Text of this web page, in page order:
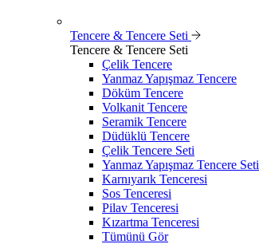
Tencere & Tencere Seti
Tencere & Tencere Seti
Çelik Tencere
Yanmaz Yapışmaz Tencere
Döküm Tencere
Volkanit Tencere
Seramik Tencere
Düdüklü Tencere
Çelik Tencere Seti
Yanmaz Yapışmaz Tencere Seti
Karnıyarık Tenceresi
Sos Tenceresi
Pilav Tenceresi
Kızartma Tenceresi
Tümünü Gör